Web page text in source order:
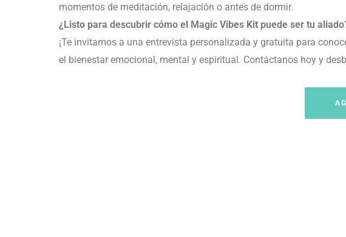
momentos de meditación, relajación o antes de dormir.
¿Listo para descubrir cómo el Magic Vibes Kit puede ser tu
¡Te invitamos a una entrevista personalizada y gratuita para
el bienestar emocional, mental y espiritual. Contáctanos hoy y